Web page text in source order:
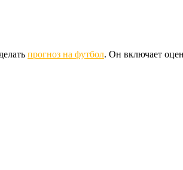
прогноз на футбол. Он включает